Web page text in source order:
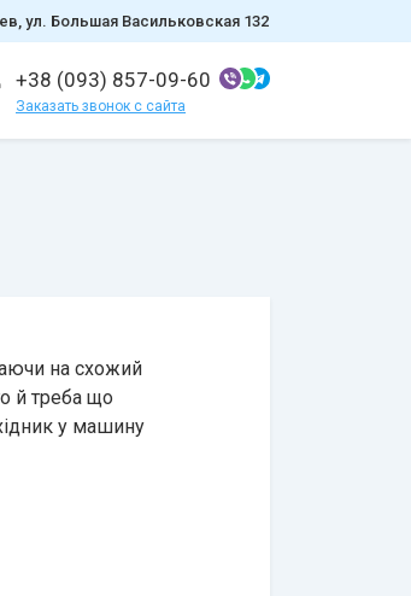
ул. Большая Васильковская 132
+38 (093) 857-09-60
Заказать звонок с сайта
на схожий
й треба що
у машину